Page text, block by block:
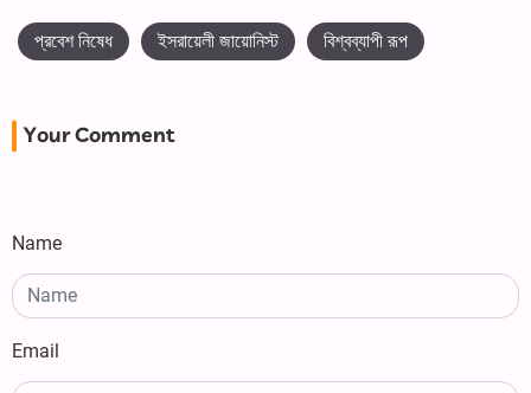
প্রবেশ নিষেধ ইসরায়েলী জায়োনিস্ট বিশ্বব্যাপী রূপ
Your Comment
Name
Email